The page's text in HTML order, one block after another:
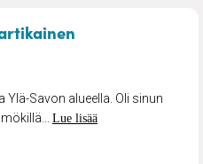
Savon alueella. Oli sinun
Lue lisää